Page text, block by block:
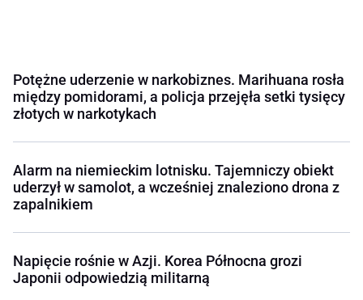
Potężne uderzenie w narkobiznes. Marihuana rosła
między pomidorami, a policja przejęła setki tysięcy
złotych w narkotykach
Alarm na niemieckim lotnisku. Tajemniczy obiekt
uderzył w samolot, a wcześniej znaleziono drona z
zapalnikiem
Napięcie rośnie w Azji. Korea Północna grozi
Japonii odpowiedzią militarną